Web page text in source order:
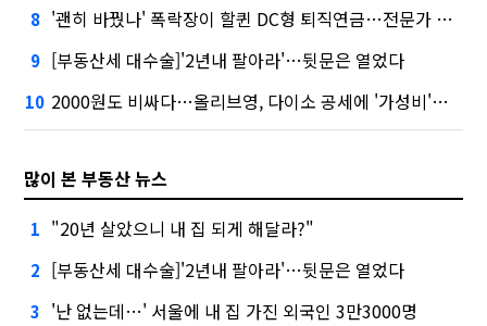
8 '괜히 바꿨나' 폭락장이 할퀸 DC형 퇴직연금…전문가 조언은
9 [부동산세 대수술]'2년내 팔아라'…뒷문은 열었다
10 2000원도 비싸다…올리브영, 다이소 공세에 '가성비'로 맞불
많이 본 부동산 뉴스
1 "20년 살았으니 내 집 되게 해달라?"
2 [부동산세 대수술]'2년내 팔아라'…뒷문은 열었다
3 '난 없는데…' 서울에 내 집 가진 외국인 3만3000명